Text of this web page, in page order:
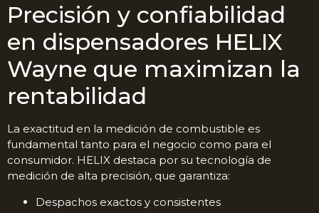
Precisión y confiabilidad
en dispensadores HELIX
Wayne que maximizan la
rentabilidad
La exactitud en la medición de combustible es
fundamental tanto para el negocio como para el
consumidor. HELIX destaca por su tecnología de
medición de alta precisión, que garantiza:
Despachos exactos y consistentes